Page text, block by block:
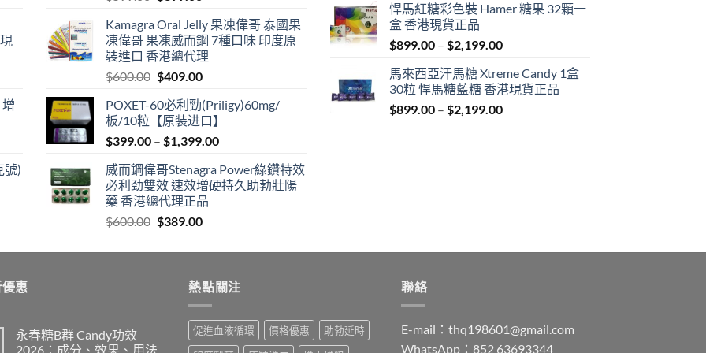
號)
was:
$599.00.
is:
$399.00.
Kamagra Oral Jelly 果凍偉哥 泰國果
凍偉哥 果凍威而鋼 7種口味 印度原
裝進口 香港總代理
$600.00 Original
was:
$600.00.
$409.00Current
is:
$409.00.
POXET-60必利勁(Priligy)60mg/
板/10粒【原装进口】
$399.00 – $1,399.00Price
$399.00
through
威而鋼偉哥Stenagra Power綠鑽特效
必利劲雙效 速效增硬持久助勃壯陽
藥 香港總代理正品
$600.00 Original
was:
$389.00Current
is:
$759.00
$1,939.00
悍馬紅糖彩色裝 Hamer 糖果 32顆一
盒 香港現貨正品
$899.00 – $2,199.00Price
$899.00
through
$2,199.00
馬來西亞汗馬糖 Xtreme Candy 1盒
30粒 悍馬糖藍糖 香港現貨正品
$899.00 – $2,199.00Price
惠
永春糖B群 Candy功效
2026：成分、效果、用法
熱點關注
促進血液循環 價格優惠
助勃延時
聯絡
E-mail： thq198601@gmail.com
WhatsApp：852 63693344